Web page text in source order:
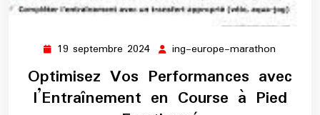
19 septembre 2024 19
septembre
2024
ing-europe-marathon
Optimisez Vos Performances avec
l’Entraînement en Course à Pied